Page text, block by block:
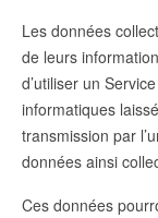
Les données
de leurs
d’utiliser un
informatiques
transmission par
données ainsi
Ces données